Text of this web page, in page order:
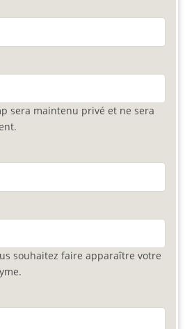
sera maintenu privé et ne sera
souhaitez faire apparaître votre